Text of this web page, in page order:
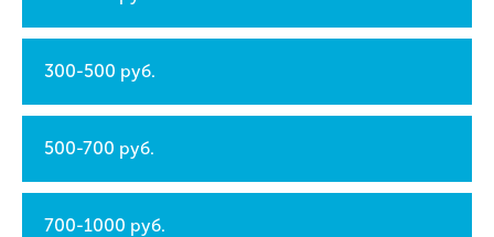
300-500 руб.
500-700 руб.
700-1000 руб.